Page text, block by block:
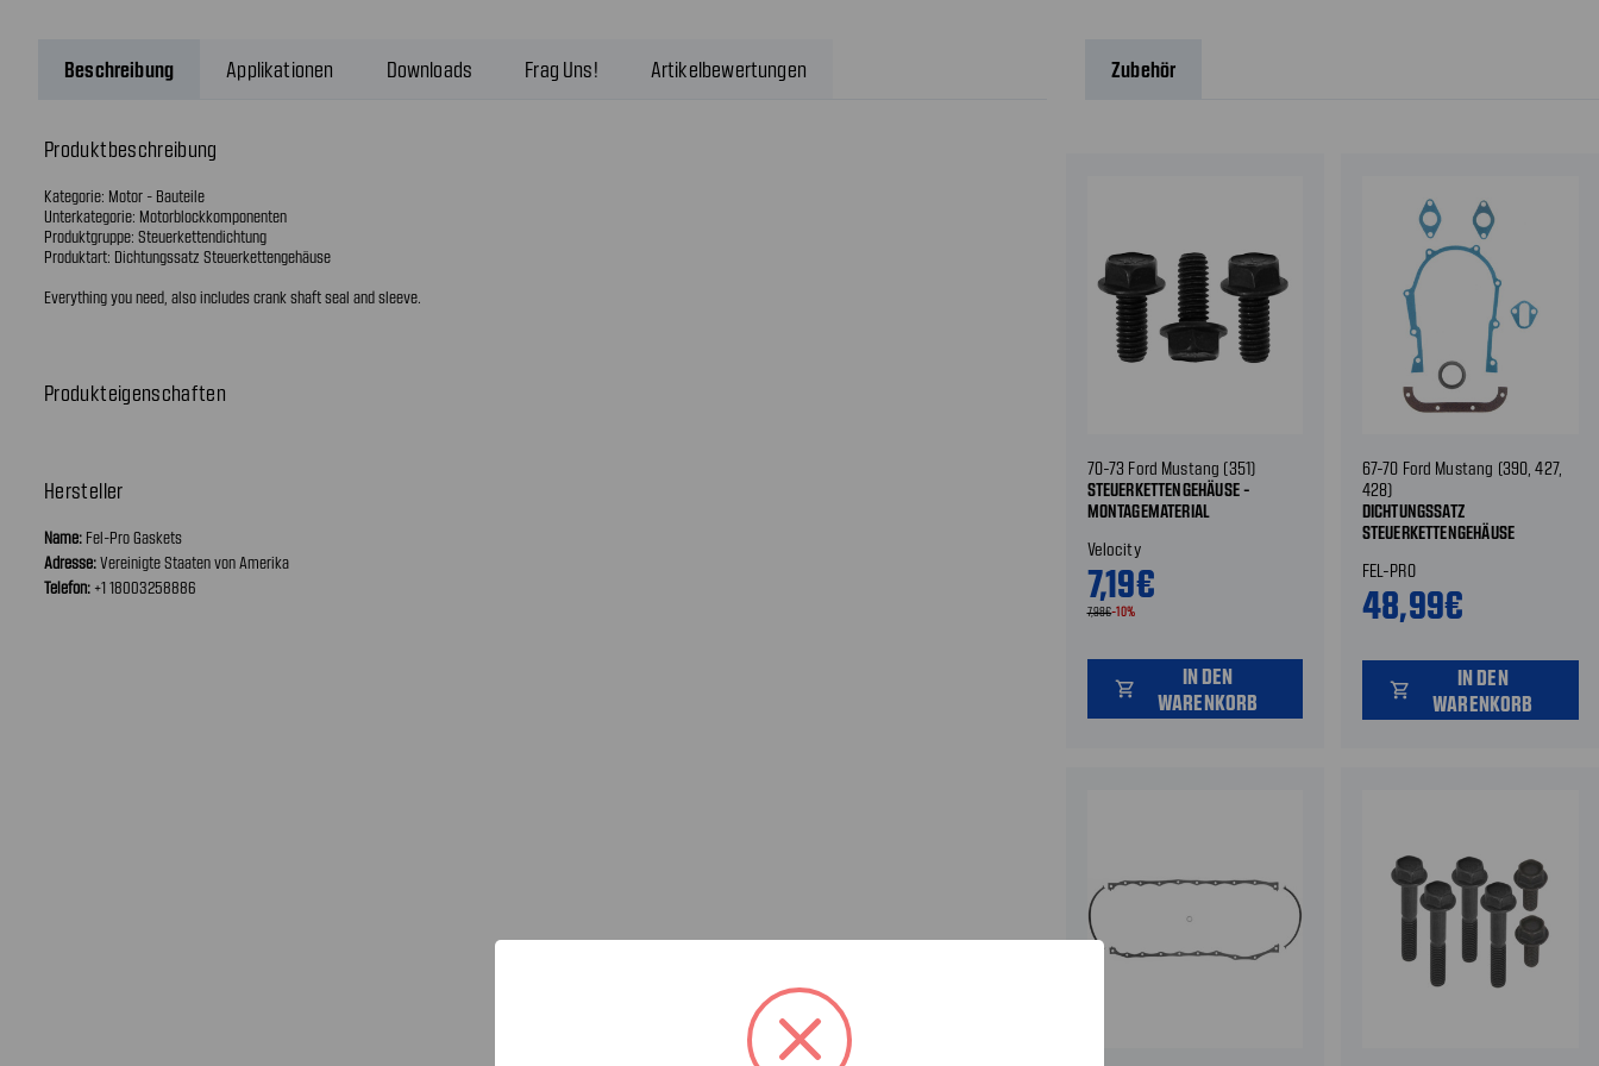
Beschreibung Applikationen Downloads Frag Uns! Artikelbewertungen
Produktbeschreibung
Kategorie: Motor - Bauteile
Unterkategorie: Motorblockkomponenten
Produktgruppe: Steuerkettendichtung
Produktart: Dichtungssatz Steuerkettengehäuse
Everything you need, also includes crank shaft seal and sleeve.
Produkteigenschaften
Hersteller
Name: Fel-Pro Gaskets
Adresse:Vereinigte Staaten von Amerika
Telefon: +1 18003258886
Zubehör
70-73 Ford Mustang (351)
STEUERKETTENGEHÄUSE -
MONTAGEMATERIAL
Velocity
7,19€
7,98€-10%
shopping_cart
IN DEN
WARENKORB
67-70 Ford Mustang (390, 427,
428)
DICHTUNGSSATZ
STEUERKETTENGEHÄUSE
FEL-PRO
48,99€
shopping_cart
IN DEN
WARENKORB